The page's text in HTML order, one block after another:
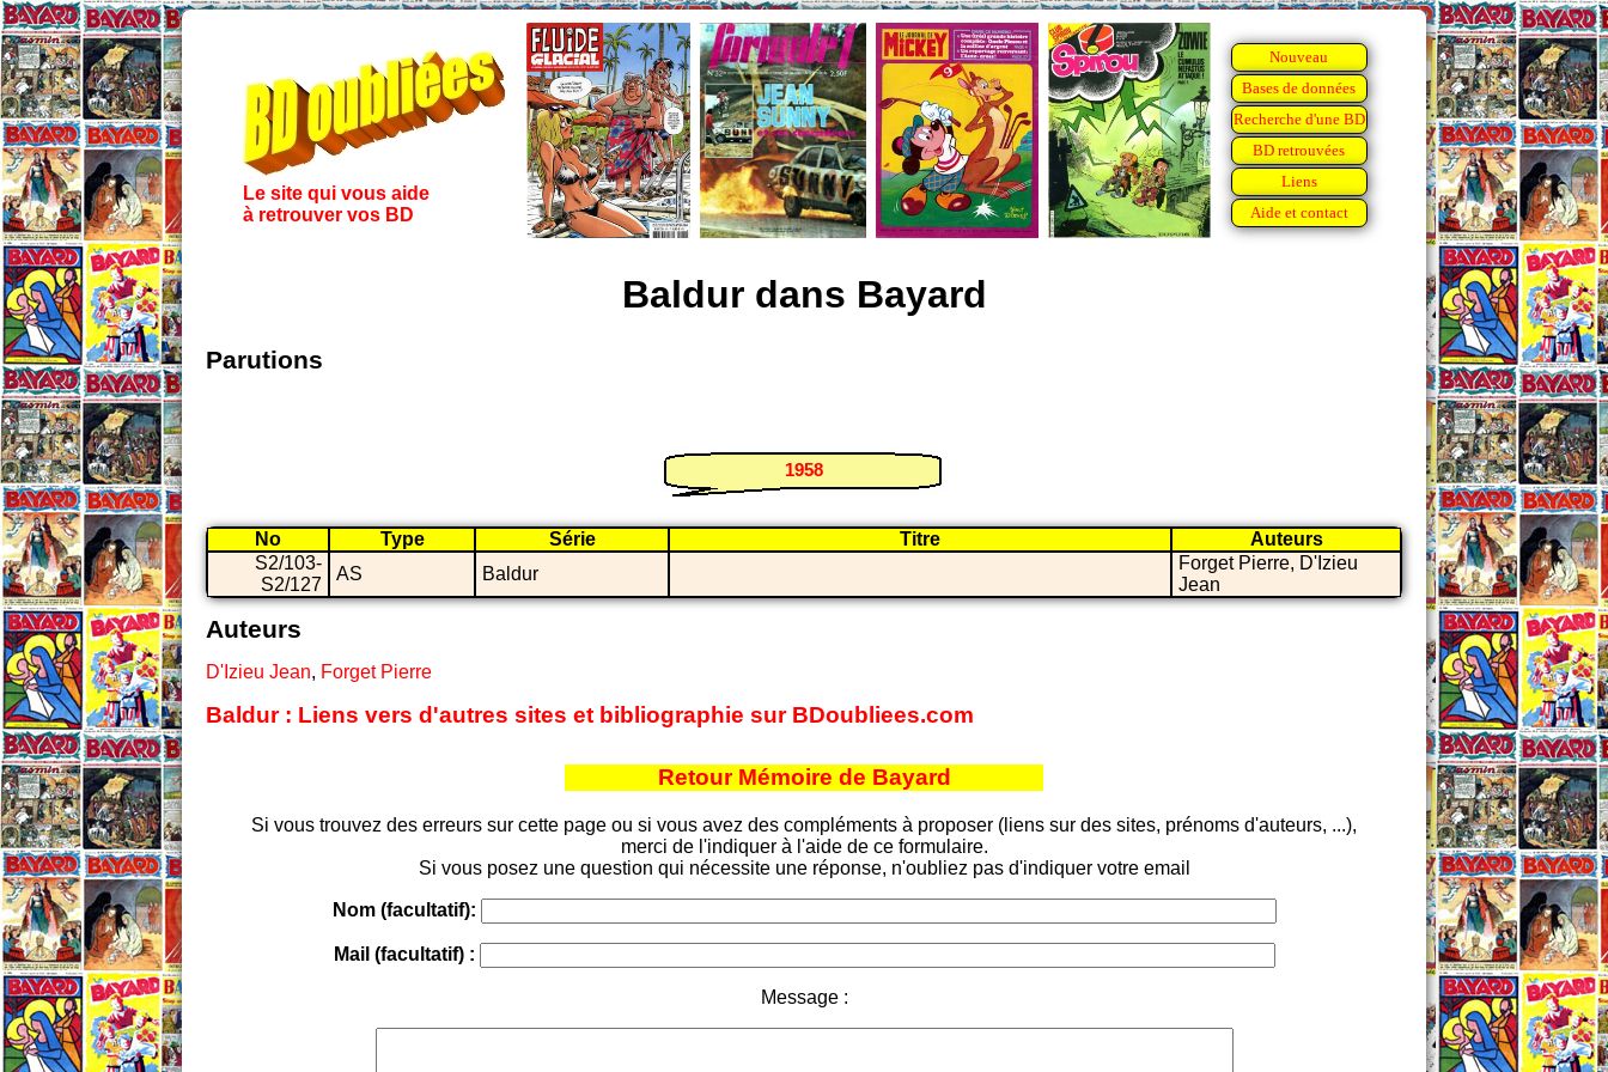
Le site qui vous aide
à retrouver vos BD
Nouveau
Bases de données
Recherche d'une BD
BD retrouvées
Liens
Aide et contact
Baldur dans Bayard
Parutions
1958
No Type Série Titre
Auteurs
S2/103-
S2/127
AS Baldur
Forget Pierre, D'Izieu
Jean
Auteurs
D'Izieu Jean, Forget Pierre
Baldur : Liens vers d'autres sites et bibliographie sur BDoubliees.com
Retour Mémoire de Bayard
Si vous trouvez des erreurs sur cette page ou si vous avez des compléments à proposer (liens sur des sites, prénoms d'auteurs, ...),
merci de l'indiquer à l'aide de ce formulaire.
Si vous posez une question qui nécessite une réponse, n'oubliez pas d'indiquer votre email
Nom (facultatif):
Mail (facultatif) :
Message :